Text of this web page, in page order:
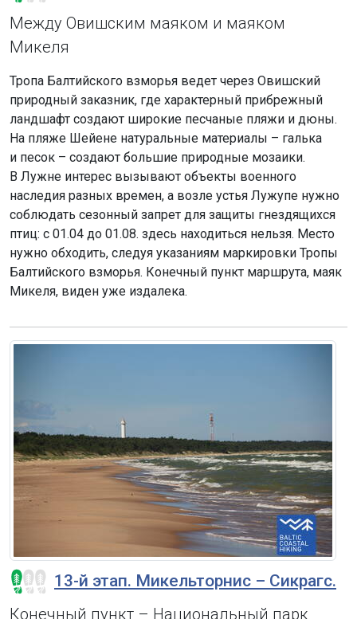
Между Овишским маяком и маяком
Микеля
Тропа Балтийского взморья ведет через Овишский
природный заказник, где характерный прибрежный
ландшафт создают широкие песчаные пляжи и дюны.
На пляже Шейене натуральные материалы – галька
и песок – создают большие природные мозаики.
В Лужне интерес вызывают объекты военного
наследия разных времен, а возле устья Лужупе нужно
соблюдать сезонный запрет для защиты гнездящихся
птиц: с 01.04 до 01.08. здесь находиться нельзя. Место
нужно обходить, следуя указаниям маркировки Тропы
Балтийского взморья. Конечный пункт маршрута, маяк
Микеля, виден уже издалека.
13-й этап. Микельторнис – Сикрагс.
Конечный пункт – Национальный парк